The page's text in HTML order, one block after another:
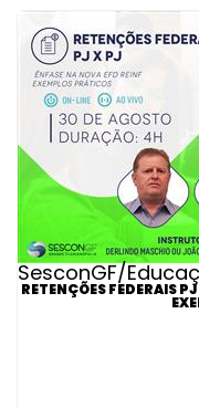
SesconGF/
RETENÇÕES FEDERAIS